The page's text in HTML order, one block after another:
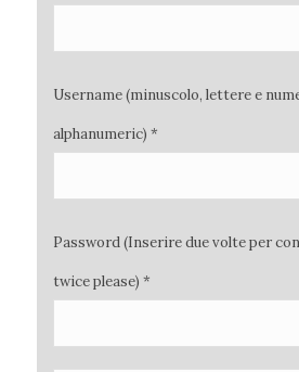
Username (minuscolo, lettere e
alphanumeric) *
Password (Inserire due volte per
twice please) *